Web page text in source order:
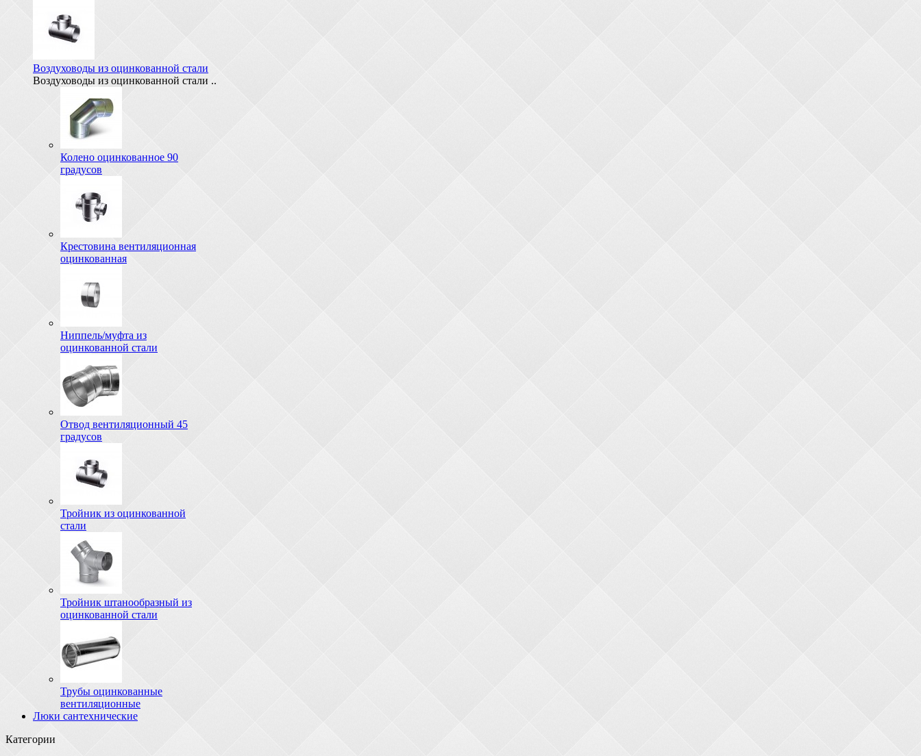
Воздуховоды из оцинкованной стали
Воздуховоды из оцинкованной стали ..
Колено оцинкованное 90
градусов
Крестовина вентиляционная
оцинкованная
Ниппель/муфта из
оцинкованной стали
Отвод вентиляционный 45
градусов
Тройник из оцинкованной
стали
Тройник штанообразный из
оцинкованной стали
Трубы оцинкованные
вентиляционные
Люки сантехнические
Категории